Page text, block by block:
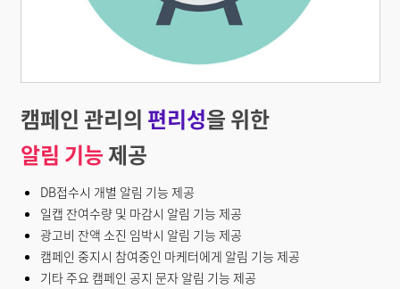
캠페인 관리의 편리성을 위한
알림 기능제공
DB접수시 개별 알림 기능 제공
일캡 잔여수량 및 마감시 알림 기능 제공
광고비 잔액 소진 임박시 알림 기능 제공
캠페인 중지시 참여중인 마케터에게 알림 기능 제공
기타 주요 캠페인 공지 문자 알림 기능 제공